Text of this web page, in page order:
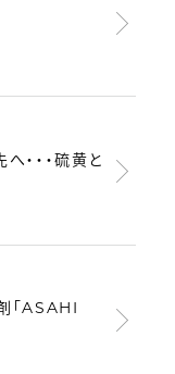
・・・硫黄と
「ASAHI